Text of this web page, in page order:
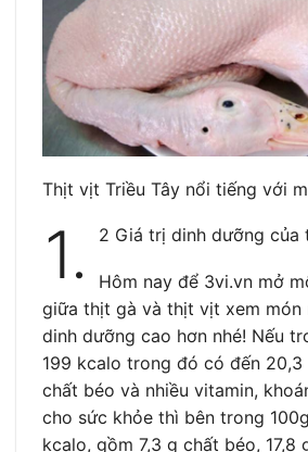
Thịt vịt Triều Tây nổi tiếng với
1. 2 Giá trị dinh dưỡng của
Hôm nay để 3vi.vn mở
giữa thịt gà và thịt vịt xem món
dinh dưỡng cao hơn nhé! Nếu
199 kcalo trong đó có đến
chất béo và nhiều vitamin,
cho sức khỏe thì bên trong
kcalo, gồm 7,3 g chất béo, 17,8